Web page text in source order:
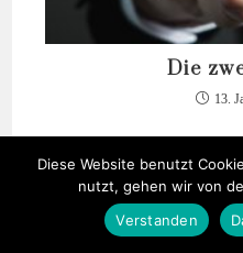
Die
13.
Diese Website benutzt
nutzt, gehen wir von
Verstanden